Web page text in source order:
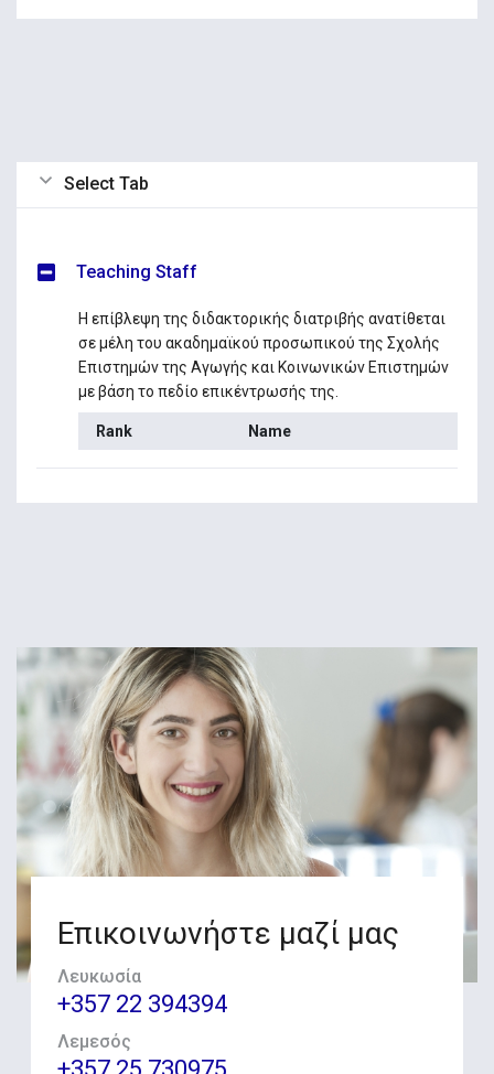
Select Tab
Teaching Staff
Η επίβλεψη της διδακτορικής διατριβής ανατίθεται
σε μέλη του ακαδημαϊκού προσωπικού της Σχολής
Επιστημών της Αγωγής και Κοινωνικών Επιστημών
με βάση το πεδίο επικέντρωσής της.
Rank Name
Επικοινωνήστε μαζί μας
Λευκωσία
+357 22 394394
Λεμεσός